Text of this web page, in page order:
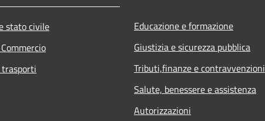
stato civile
Educazione e formazione
Giustizia e sicurezza pubblica
Tributi,finanze e contravvenzioni
Salute, benessere e assistenza
Autorizzazioni